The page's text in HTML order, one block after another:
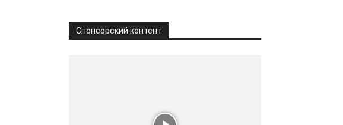
Спонсорский контент